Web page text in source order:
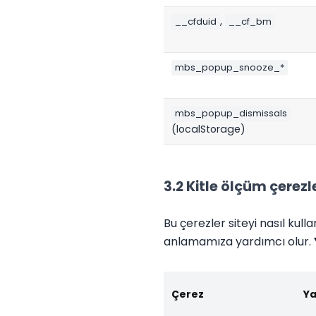
__cfduid , __cf_bm
mbs_popup_snooze_*
mbs_popup_dismissals
(localStorage)
3.2 Kitle ölçüm
Bu çerezler siteyi nasıl
anlamamıza yardımcı olur.
Çerez